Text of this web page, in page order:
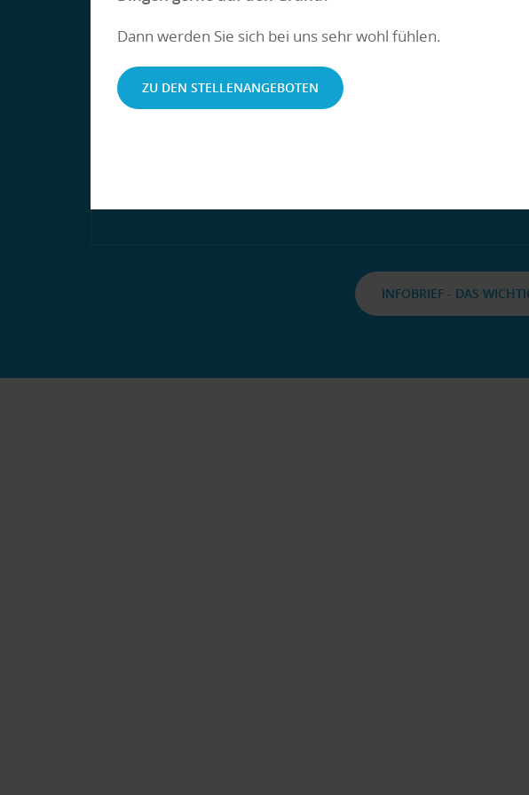
Dann werden Sie sich bei uns sehr wohl fühlen.
ZU DEN STELLENANGEBOTEN
auch dann geltend machen kann, wenn
Dienstreise nicht den vom Arbeitgeber
gestellten Firmenwagen nutzt, sondern
INFOBRIEF - DAS